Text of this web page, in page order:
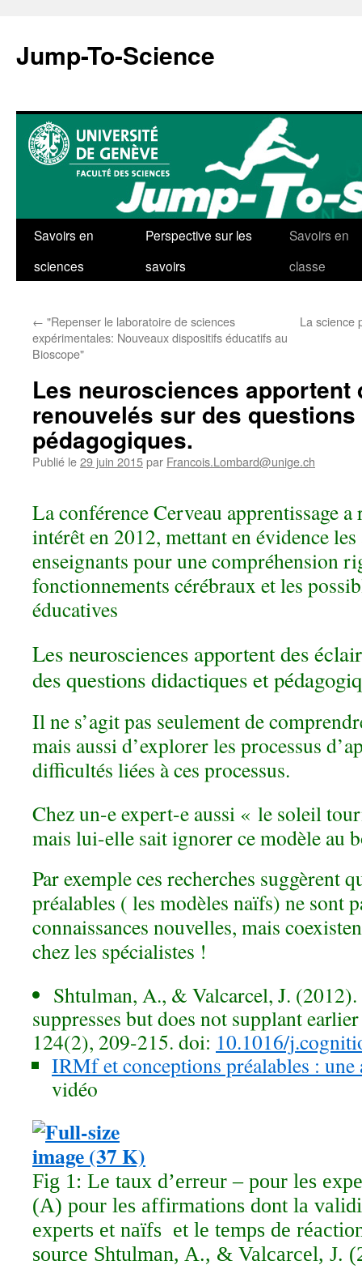
contenu
Jump-To-Science
Savoirs en
sciences
Perspective sur les
savoirs
Savoirs en
classe
← "Repenser le laboratoire de sciences
expérimentales: Nouveaux dispositifs éducatifs au
Bioscope"
La science
Les neurosciences apportent
renouvelés sur des
pédagogiques.
Publié le29 juin 2015par Francois.Lombard@unige.ch
La conférence Cerveau apprentissage
intérêt en 2012, mettant en évidence les
enseignants pour une compréhension
fonctionnements cérébraux et les
éducatives
Les neurosciences apportent des
des questions didactiques et
Il ne s’agit pas seulement de
mais aussi d’explorer les processus
difficultés liées à ces processus.
Chez un-e expert-e aussi « le soleil
mais lui-elle sait ignorer ce modèle au
Par exemple ces recherches suggèrent
préalables ( les modèles naïfs) ne sont
connaissances nouvelles, mais
chez les spécialistes !
Shtulman, A., & Valcarcel, J.
suppresses but does not supplant
124(2), 209-215. doi: 10.1016/
IRMf et conceptions préalables :
vidéo
Fig 1: Le taux d’erreur – pour les
(A) pour les affirmations dont la
experts et naïfs et le temps de
source Shtulman, A., & Valcarcel, J.